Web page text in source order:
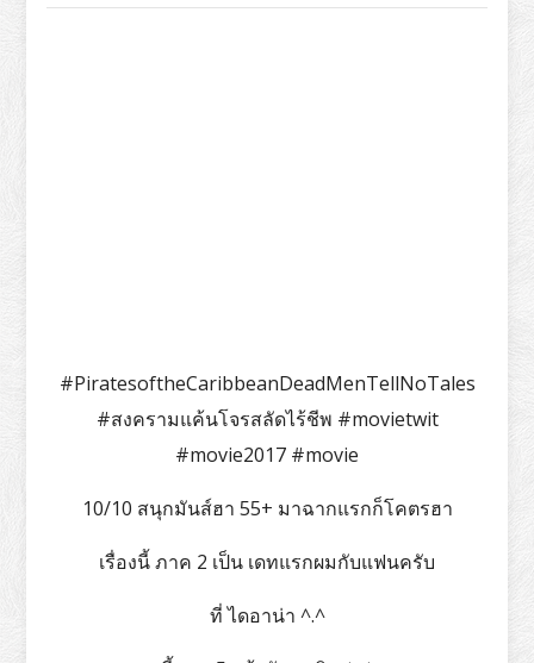
#PiratesoftheCaribbeanDeadMenTellNoTales
#สงครามแค้นโจรสลัดไร้ชีพ #movietwit
#movie2017 #movie
10/10 สนุกมันส์ฮา 55+ มาฉากแรกก็โคตรฮา
เรื่องนี้ ภาค 2 เป็น เดทแรกผมกับแฟนครับ
ที่ ไดอาน่า ^.^